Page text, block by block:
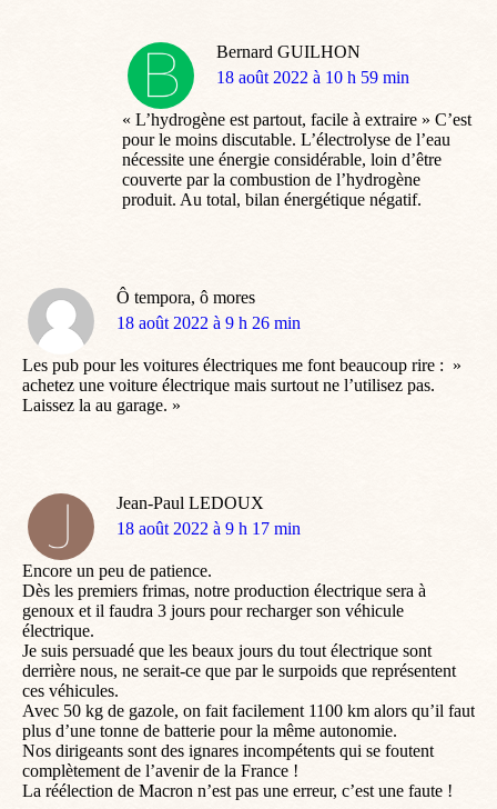
Bernard GUILHON
dit
18 août 2022 à 10 h 59 min
« L’hydrogène est partout, facile à extraire » C’est
pour le moins discutable. L’électrolyse de l’eau
nécessite une énergie considérable, loin d’être
couverte par la combustion de l’hydrogène
produit. Au total, bilan énergétique négatif.
Ô tempora, ô mores
dit
18 août 2022 à 9 h 26 min
Les pub pour les voitures électriques me font beaucoup rire : »
achetez une voiture électrique mais surtout ne l’utilisez pas.
Laissez la au garage. »
Jean-Paul LEDOUX
dit
18 août 2022 à 9 h 17 min
Encore un peu de patience.
Dès les premiers frimas, notre production électrique sera à
genoux et il faudra 3 jours pour recharger son véhicule
électrique.
Je suis persuadé que les beaux jours du tout électrique sont
derrière nous, ne serait-ce que par le surpoids que représentent
ces véhicules.
Avec 50 kg de gazole, on fait facilement 1100 km alors qu’il faut
plus d’une tonne de batterie pour la même autonomie.
Nos dirigeants sont des ignares incompétents qui se foutent
complètement de l’avenir de la France !
La réélection de Macron n’est pas une erreur, c’est une faute !